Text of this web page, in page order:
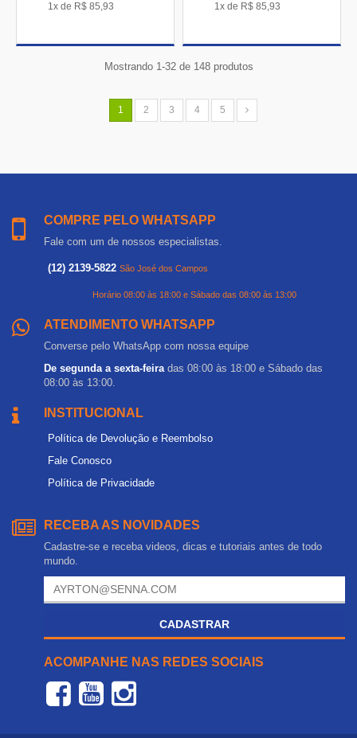
1x de R$ 85,93 1x de R$ 85,93
Mostrando 1-32 de 148 produtos
1 2 3 4 5
COMPRE PELO WHATSAPP
Fale com um de nossos especialistas.
(12) 2139-5822 São José dos Campos
Horário 08:00 às 18:00 e Sábado das 08:00 às 13:00
ATENDIMENTO WHATSAPP
Converse pelo WhatsApp com nossa equipe
De segunda a sexta-feiradas 08:00 às 18:00 e Sábado das
08:00 às 13:00.
INSTITUCIONAL
Política de Devolução e Reembolso
Fale Conosco
Política de Privacidade
RECEBA AS NOVIDADES
Cadastre-se e receba videos, dicas e tutoriais antes de todo
mundo.
CADASTRAR
ACOMPANHE NAS REDES SOCIAIS